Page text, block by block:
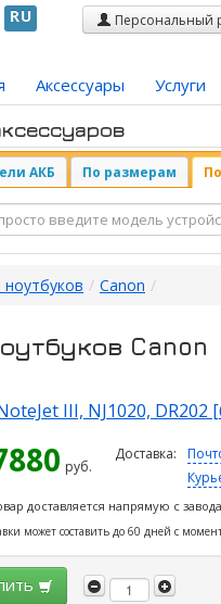
RU Персональный
Аксессуары Услуги
АКБ По размерам
ноутбуков / Canon /
Canon
III, NJ1020, DR202
руб.
Доставка:
доставляется напрямую с
может составить до 60 дней с